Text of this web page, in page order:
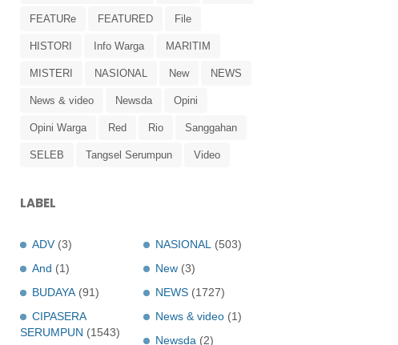
FEATURe FEATURED File
HISTORI Info Warga MARITIM
MISTERI NASIONAL New NEWS
News & video Newsda Opini
Opini Warga Red Rio Sanggahan
SELEB Tangsel Serumpun Video
LABEL
ADV (3)
And (1)
BUDAYA (91)
CIPASERA
SERUMPUN (1543)
NASIONAL
(503)
New (3)
NEWS (1727)
News & video (1)
Newsda (2)